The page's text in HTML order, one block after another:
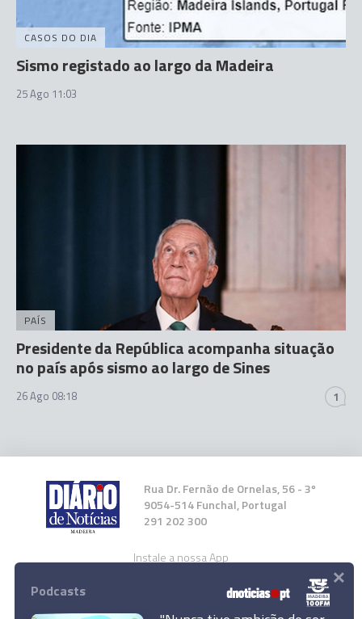
CASOS DO DIA
Sismo registado ao largo da Madeira
25 Ago 11:03
PAÍS
Presidente da República acompanha situação
no país após sismo ao largo de Sines
26 Ago 08:18 1
Rua Dr. Fernão de Ornelas, 56 - 3º
9054-514 Funchal, Portugal
291 202 300
Instale a nossa App
Podcasts ×